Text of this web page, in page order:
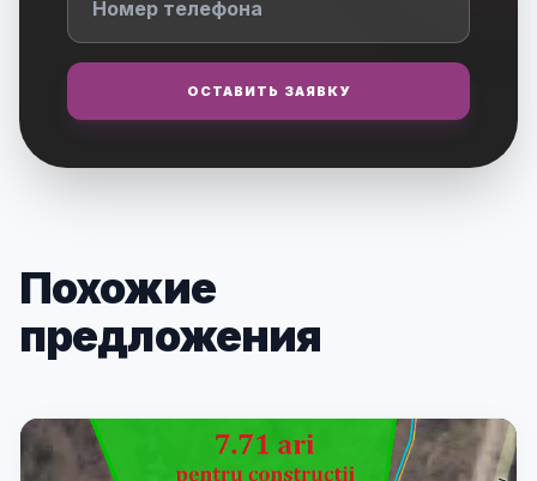
ОСТАВИТЬ ЗАЯВКУ
Похожие
предложения